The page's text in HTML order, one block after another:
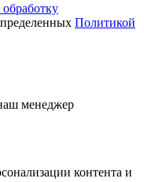
обработку
Политикой
менеджер
контента и